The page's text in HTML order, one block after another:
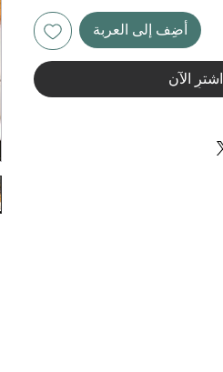
أضِف إلى العربة
اشترِ الآن